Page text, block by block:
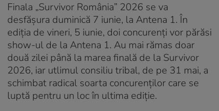
Finala „Survivor România” 2026 se va
desfășura duminică 7 iunie, la Antena 1. În
ediția de vineri, 5 iunie, doi concurenți vor părăsi
show-ul de la Antena 1. Au mai rămas doar
două zilei până la marea finală de la Survivor
2026, iar utlimul consiliu tribal, de pe 31 mai, a
schimbat radical soarta concurenților care se
luptă pentru un loc în ultima ediție.